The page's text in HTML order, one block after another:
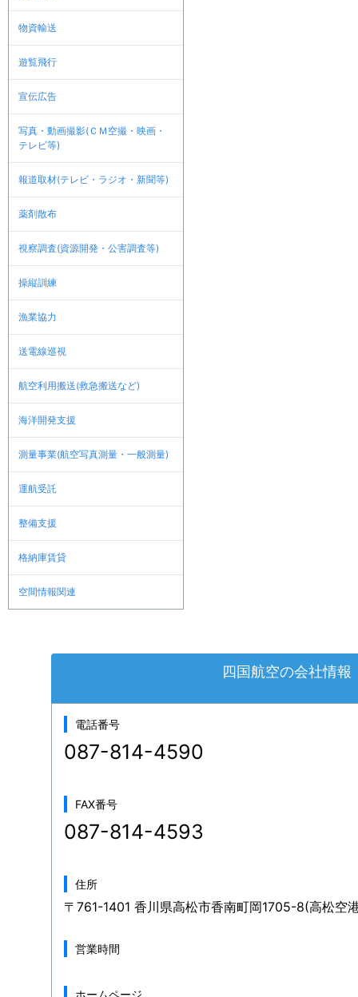
物資輸送
遊覧飛行
宣伝広告
写真・動画撮影(ＣＭ空撮・映画・
テレビ等)
報道取材(テレビ・ラジオ・新聞等)
薬剤散布
視察調査(資源開発・公害調査等)
操縦訓練
漁業協力
送電線巡視
航空利用搬送(救急搬送など)
海洋開発支援
測量事業(航空写真測量・一般測量)
運航受託
整備支援
格納庫賃貸
空間情報関連
四国航空の会社情報
電話番号
087-814-4590
FAX番号
087-814-4593
住所
〒761-1401 香川県高松市香南町岡1705-8(高松空
営業時間
ホームページ